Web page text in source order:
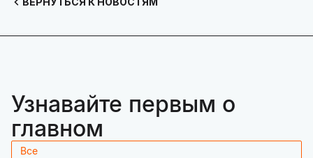
Узнавайте первым о
главном
Все